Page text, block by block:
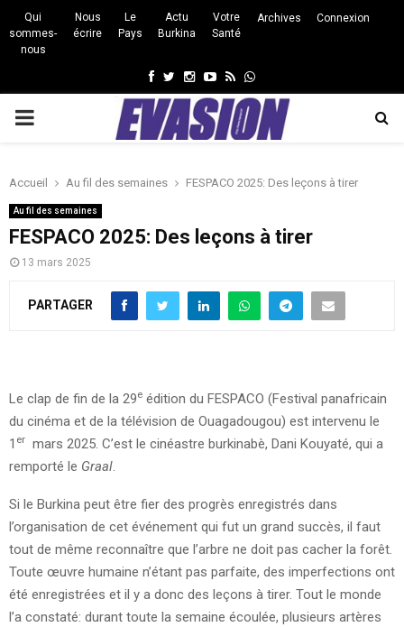
Qui
sommes-
nous
Nous
écrire
Le
Pays
Actu
Burkina
Votre
Santé
Archives Connexion
Facebook
Twitter
Instagram
Youtube
RssWhatsapp
PRIMARY
Accueil Au fil des semaines FESPACO 2025: Des leçons à tirer
Au fil des semaines
FESPACO 2025: Des leçons à tirer
13 mars 2025
PARTAGER
Le clap de fin de la 29e édition du FESPACO (Festival panafricain
du cinéma et de la télévision de Ouagadougou) est intervenu le
1 er
mars 2025. C’est le cinéastre burkinabè, Dani Kouyaté, qui a
remporté le Graal
Si le Burkina peut être fier des progrès enregistrés dans
l’organisation de cet événement qui fut un grand succès, il faut
tout de même reconnaître que l’arbre ne doit pas cacher la forêt.
Toute œuvre humaine n’étant pas parfaite, des imperfections ont
été enregistrées et il y a donc des leçons à tirer. Tout le monde
l’a constaté: durant toute la semaine écoulée, plusieurs artères